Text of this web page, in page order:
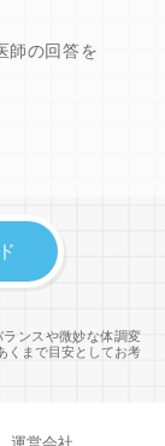
師の回答を
ンスや微妙な体調変
くまで目安としてお考